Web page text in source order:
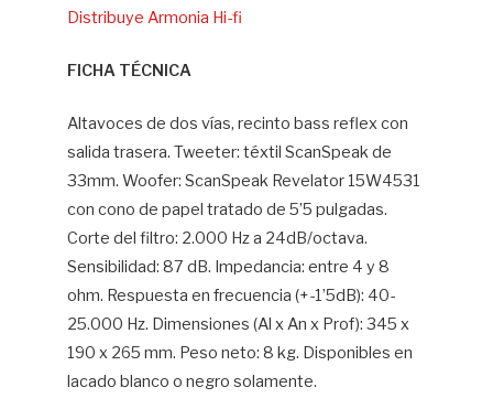
Distribuye Armonia Hi-fi
FICHA TÉCNICA
Altavoces de dos vías, recinto bass reflex con
salida trasera. Tweeter: téxtil ScanSpeak de
33mm. Woofer: ScanSpeak Revelator 15W4531
con cono de papel tratado de 5’5 pulgadas.
Corte del filtro: 2.000 Hz a 24dB/octava.
Sensibilidad: 87 dB. Impedancia: entre 4 y 8
ohm. Respuesta en frecuencia (+-1’5dB): 40-
25.000 Hz. Dimensiones (Al x An x Prof): 345 x
190 x 265 mm. Peso neto: 8 kg. Disponibles en
lacado blanco o negro solamente.